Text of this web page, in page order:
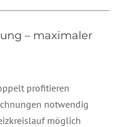
– maximaler
profitieren
notwendig
möglich